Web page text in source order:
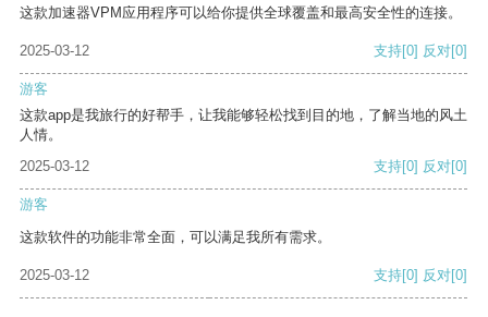
这款加速器VPM应用程序可以给你提供全球覆盖和最高安全性的连接。
2025-03-12 支持[0] 反对[0]
游客
这款app是我旅行的好帮手，让我能够轻松找到目的地，了解当地的风土
人情。
2025-03-12
支持[0] 反对[0]
游客
这款软件的功能非常全面，可以满足我所有需求。
2025-03-12 支持[0] 反对[0]